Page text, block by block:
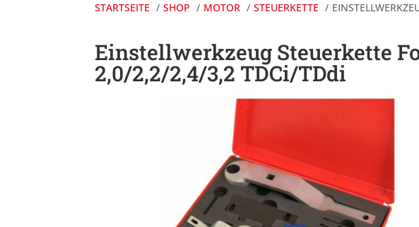
STARTSEITE SHOP MOTOR STEUERKETTE
Einstellwerkzeug Steuerkette
2,0/2,2/2,4/3,2 TDCi/TDdi